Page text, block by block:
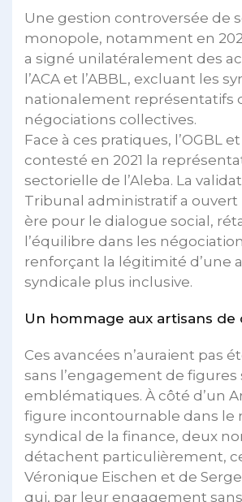
Une gestion controversée de
monopole, notamment en
a signé unilatéralement des
l’ACA et l’ABBL, excluant les
nationalement représentatifs
négociations collectives.
Face à ces pratiques, l’OGBL
contesté en 2021 la
sectorielle de l’Aleba. La
Tribunal administratif a
ère pour le dialogue social,
l’équilibre dans les
renforçant la légitimité d’une
syndicale plus inclusive.
Un hommage aux artisans de
Ces avancées n’auraient pas
sans l’engagement de figures
emblématiques. À côté d’un
figure incontournable dans le
syndical de la finance, deux
détachent particulièrement,
Véronique Eischen et de
qui, par leur engagement